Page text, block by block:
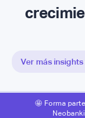
Ver más
🤩 Forma